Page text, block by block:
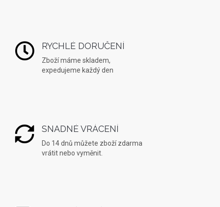
RYCHLÉ DORUČENÍ
Zboží máme skladem,
expedujeme každý den
SNADNÉ VRÁCENÍ
Do 14 dnů můžete zboží zdarma
vrátit nebo vyměnit.